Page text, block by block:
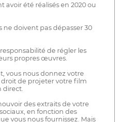
avoir été réalisés en 2020 ou
ne doivent pas dépasser 30
de régler les
propres œuvres.
vous nous donnez votre
de projeter votre film
direct.
des extraits de votre
en fonction des
vous nous fournissez. Mais